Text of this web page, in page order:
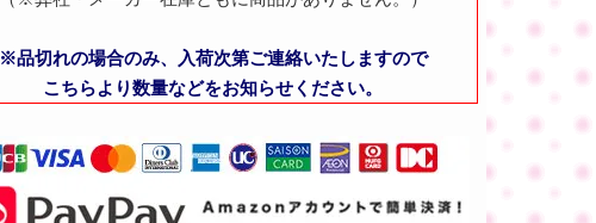
※品切れの場合のみ、入荷次第ご連絡いたしますので
こちらより数量などをお知らせください。